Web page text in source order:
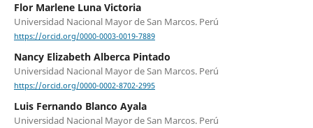
Flor Marlene Luna Victoria
Universidad Nacional Mayor de San Marcos. Perú
https://orcid.org/0000-0003-0019-7889
Nancy Elizabeth Alberca Pintado
Universidad Nacional Mayor de San Marcos. Perú
https://orcid.org/0000-0002-8702-2995
Luis Fernando Blanco Ayala
Universidad Nacional Mayor de San Marcos. Perú